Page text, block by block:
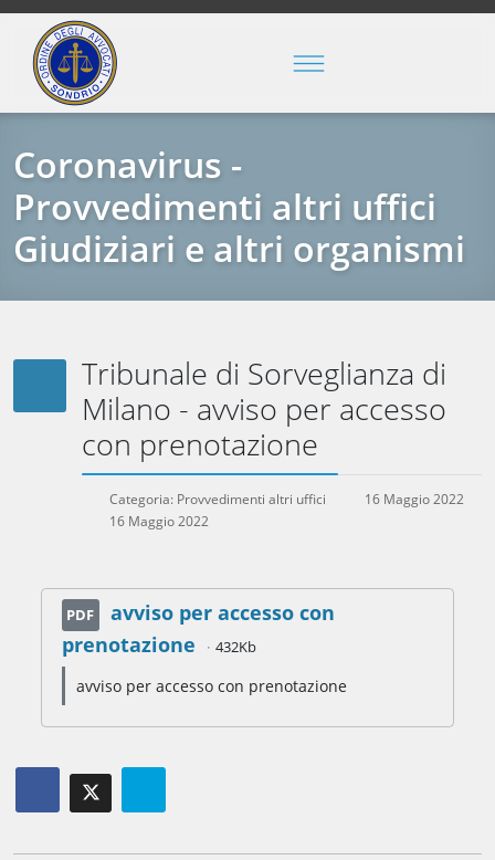
Coronavirus -
Provvedimenti altri uffici
Giudiziari e altri organismi
Tribunale di Sorveglianza di
Milano - avviso per accesso
con prenotazione
Categoria: Provvedimenti altri uffici
16 Maggio 2022
16 Maggio 2022
PDF
avviso per accesso con
prenotazione
432Kb
avviso per accesso con prenotazione